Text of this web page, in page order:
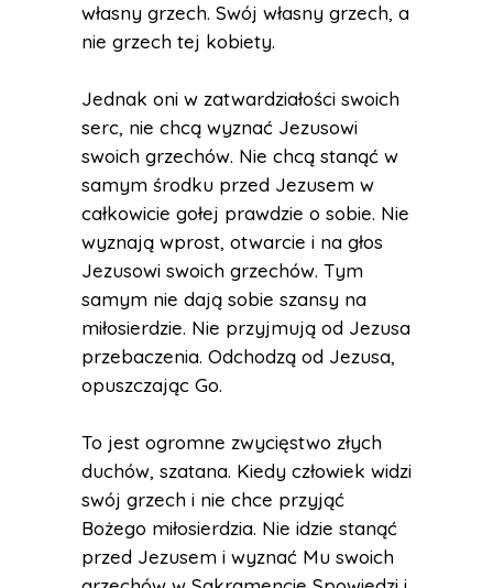
własny grzech. Swój własny grzech, a
nie grzech tej kobiety.
Jednak oni w zatwardziałości swoich
serc, nie chcą wyznać Jezusowi
swoich grzechów. Nie chcą stanąć w
samym środku przed Jezusem w
całkowicie gołej prawdzie o sobie. Nie
wyznają wprost, otwarcie i na głos
Jezusowi swoich grzechów. Tym
samym nie dają sobie szansy na
miłosierdzie. Nie przyjmują od Jezusa
przebaczenia. Odchodzą od Jezusa,
opuszczając Go.
To jest ogromne zwycięstwo złych
duchów, szatana. Kiedy człowiek widzi
swój grzech i nie chce przyjąć
Bożego miłosierdzia. Nie idzie stanąć
przed Jezusem i wyznać Mu swoich